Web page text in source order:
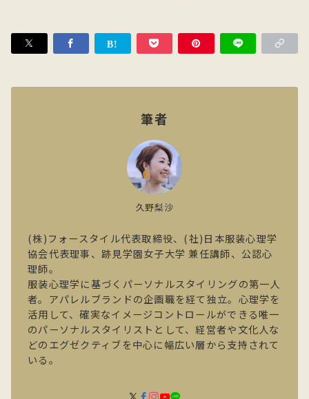
筆者
久野梨沙
(株)フォースタイル代表取締役、(社)日本服装心理学
協会代表理事、跡見学園女子大学 兼任講師、公認心
理師。
服装心理学に基づくパーソナルスタイリングの第一人
者。アパレルブランドの企画職を経て独立。心理学を
活用して、確実なイメージコントロールができる唯一
のパーソナルスタイリストとして、経営者や文化人な
どのエグゼクティブを中心に幅広い層から支持されて
いる。